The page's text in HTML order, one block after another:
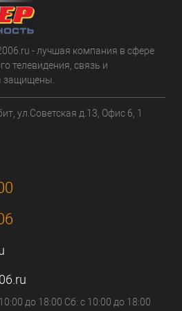
- лучшая компания в сфере
телевидения, связь и
защищены.
ул.Советская д.13, Офис 6, 1
до 18:00 Сб: с 10:00 до 18:00